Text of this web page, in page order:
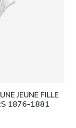
JEUNE FILLE
1876-1881